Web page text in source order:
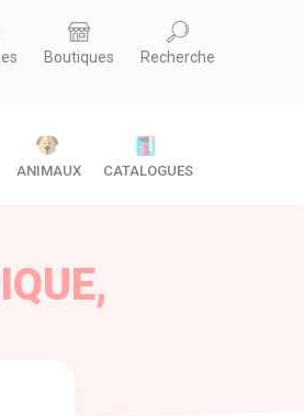
Boutiques Recherche
ANIMAUX CATALOGUES